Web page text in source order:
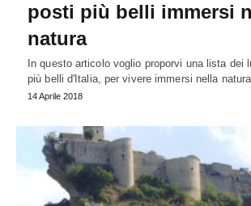
posti più belli immersi
natura
In questo articolo voglio proporvi una lista dei
più belli d'Italia, per vivere immersi nella
14 Aprile 2018